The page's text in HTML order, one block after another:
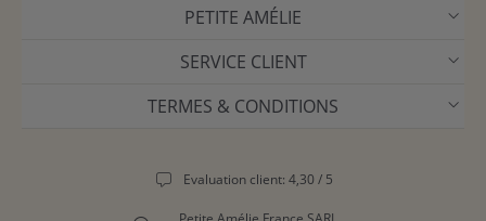
PETITE AMÉLIE
SERVICE CLIENT
TERMES & CONDITIONS
Evaluation client: 4,30 / 5